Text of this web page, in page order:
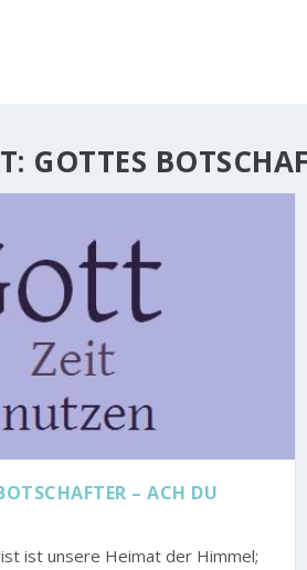
GOTTES
– ACH DU
ist unsere Heimat der Himmel;